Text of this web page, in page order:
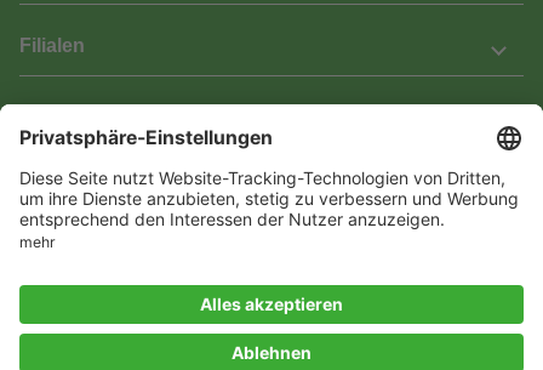
Filialen
Barrierefreiheit
Wir bemühen uns, unsere Website barrierefrei zu gestalten.
Einige Inhalte und Funktionen sind derzeit jedoch noch nicht
vollständig zugänglich. Wenn Sie auf Barrieren stoßen oder Hilfe
benötigen, kontaktieren Sie uns bitte unter service[at]knutzen.de.
Vertrag widerrufen
© 2026 Das Laminat & Parketthaus GmbH